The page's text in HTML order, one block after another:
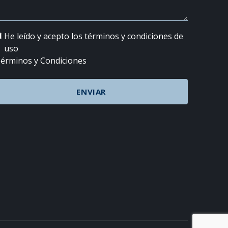
He leído y acepto los términos y condiciones de
uso
y Condiciones